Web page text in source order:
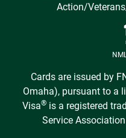
Action/
Cards are issued by
Omaha), pursuant to a
Visa® is a registered
Service